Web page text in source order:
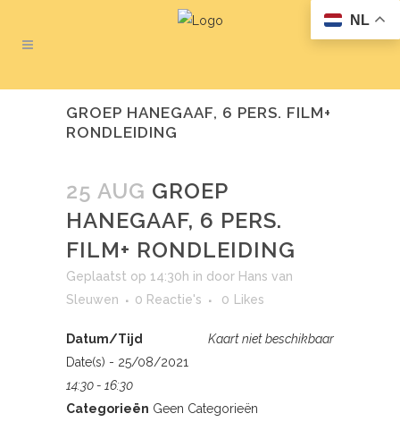
GROEP HANEGAAF, 6 PERS. FILM+
RONDLEIDING
25 AUG GROEP
HANEGAAF, 6 PERS.
FILM+ RONDLEIDING
Geplaatst op 14:30h in door Hans van
Sleuwen
0 Reactie's 0 Likes
Kaart niet beschikbaar
Datum/Tijd
Date(s) - 25/08/2021
14:30 - 16:30
Categorieën Geen Categorieën
NL